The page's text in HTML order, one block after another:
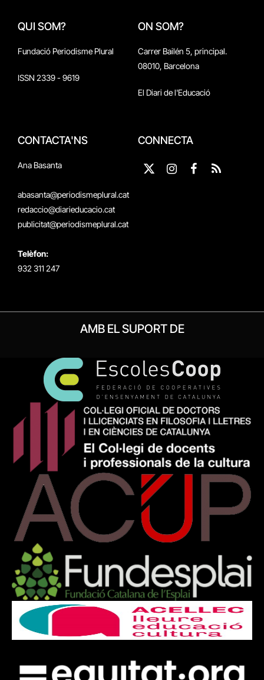
QUI SOM?
Fundació Periodisme Plural
ISSN 2339 - 9619
ON SOM?
Carrer Bailén 5, principal.
08010, Barcelona
El Diari de l'Educació
CONTACTA'NS
Ana Basanta
abasanta@periodismeplural.cat
redaccio@diarieducacio.cat
publicitat@periodismeplural.cat
Telèfon:
932 311 247
CONNECTA
X
Instagram
Facebook
RSS
AMB EL SUPORT DE